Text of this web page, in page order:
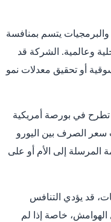
يتسم بمنافسة
وعالمية. الشركة قد
أو تحقيق معدلات نمو
في بورصة أمريكية
سعر الصرف بين اليورو
المرسلة إلى الأم أو على
قد يؤدي التنافس
خاصة إذا لم